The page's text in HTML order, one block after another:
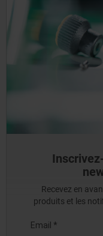
Recevez en
produits et les